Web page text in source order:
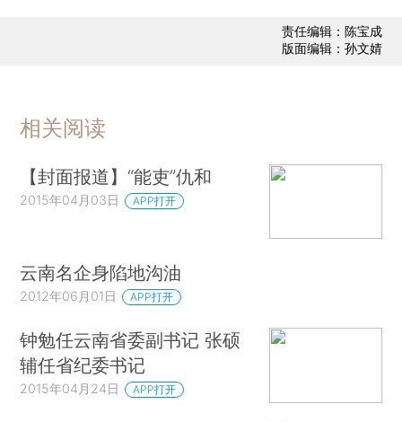
责任编辑：陈宝成
版面编辑：孙文婧
相关阅读
【封面报道】“能吏”仇和
2015年04月03日 APP打开
云南名企身陷地沟油
2012年06月01日 APP打开
钟勉任云南省委副书记 张硕
辅任省纪委书记
2015年04月24日 APP打开